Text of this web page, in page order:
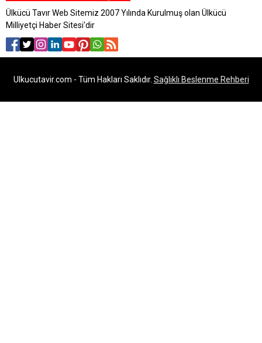
Ülkücü Tavır Web Sitemiz 2007 Yılında Kurulmuş olan Ülkücü
Milliyetçi Haber Sitesi'dir
Ulkucutavir.com - Tüm Hakları Saklıdır. Sağlıklı Beslenme Rehberi